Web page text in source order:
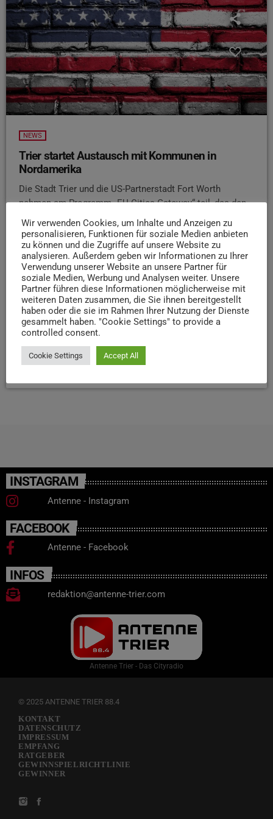
NEWS
Trier startet Austausch mit Kommunen in
Nordamerika
Die Stadt Trier und die US-Partnerstadt Fort Worth
nehmen am Programm „EU Cities Gateway“ teil, das den
Austausch zwischen zwischen Städten in Nordamerika
und Europa fördern soll. Wie die Stadt berichtet,
beteiligen sich insgesamt 32 Städte an dem Programm.
Nach dem Auftakttreffen der Trierer Themengruppe
„Digitalisierung und Innovation“ mit Delegierten aus
sieben Städten in Heidelberg folgte ein zweitägiges
Programm mit Praxisbeispielen. Dazu begrüßte die Trierer
Bürgermeisterin Britta Weizenegger Vertreter aus Fort
Worth und Neufundland sowie Mitglieder des
8. JULI 2026 17
INSTAGRAM
Antenne - Instagram
FACEBOOK
Antenne - Facebook
INFOS
redaktion@antenne-trier.com
Antenne Trier - Das Cityradio
© 2025 ANTENNE TRIER 88.4
KONTAKT
DATENSCHUTZ
IMPRESSUM
EMPFANG
RATGEBER
GEWINNSPIELRICHTLINIE
GEWINNER
Wir verwenden Cookies, um Inhalte und Anzeigen zu
personalisieren, Funktionen für soziale Medien anbieten
zu können und die Zugriffe auf unsere Website zu
analysieren. Außerdem geben wir Informationen zu Ihrer
Verwendung unserer Website an unsere Partner für
soziale Medien, Werbung und Analysen weiter. Unsere
Partner führen diese Informationen möglicherweise mit
weiteren Daten zusammen, die Sie ihnen bereitgestellt
haben oder die sie im Rahmen Ihrer Nutzung der Dienste
gesammelt haben. "Cookie Settings" to provide a
controlled consent.
Cookie Settings Accept All